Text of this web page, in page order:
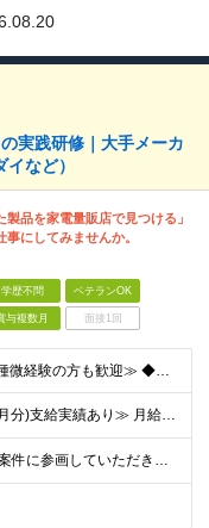
実践研修｜大手メーカ
など）
製品を家電量販店で見つける」
事にしてみませんか。
学歴不問 ベテランOK
与複数月 面接1回
≪独学で勉強中＆IT職種微経験の方も歓迎≫ ◆未経験OK ◆学歴不問 ＜こんな方を歓迎します＞ ・モノづくりが好き ・分解したり仕組みを考えたりするのが好き ・「なんで動くんだろう？」と考えてしまう
≪賞与年2回(3.5～5ヶ月分)支給実績あり≫ 月給26万円～＋賞与年2回＋交通費(月5万円まで)＋資格取得支援・手当あり＋時間外手当(100％支給) ※経験・知識・技術などを最大限考慮したうえで決
大手メーカーにおける案件に参画していただきます！ 当社メンバーがメインとなっているチームに配属されるので、ご安心ください。 もちろん、希望もしっかりと考慮します。 ■東京本社、大阪事務所、および東京